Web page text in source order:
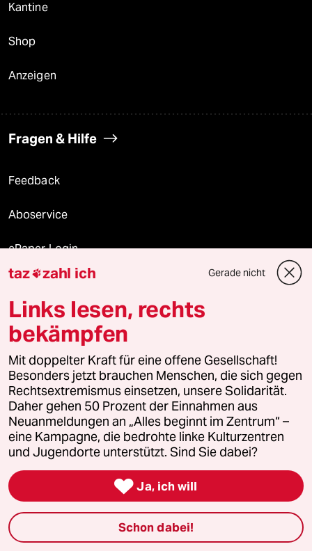
Kantine
Shop
Anzeigen
Fragen & Hilfe
Feedback
Aboservice
ePaper Login
Downloads für Abonnierende
© 2026 taz Verlags und Vertriebs GmbH
Alle Rechte vorbehalten. Bei rechtlichen Fragen oder für Genehmigungen
wenden Sie sich bitte an
lizenzen@taz.de
Feedback Redaktionsstatut Kommune-Richtlinien
Leitlinie Informant Datenschutz Impressum AGB
Seitenwende Einwilligungen widerrufen (Ads)
taz zahl ich Gerade nicht
Links lesen, rechts
bekämpfen
Mit doppelter Kraft für eine offene Gesellschaft!
Besonders jetzt brauchen Menschen, die sich gegen
Rechtsextremismus einsetzen, unsere Solidarität.
Daher gehen 50 Prozent der Einnahmen aus
Neuanmeldungen an „Alles beginnt im Zentrum“ –
eine Kampagne, die bedrohte linke Kulturzentren
und Jugendorte unterstützt. Sind Sie dabei?
 Ja, ich will
Schon dabei!